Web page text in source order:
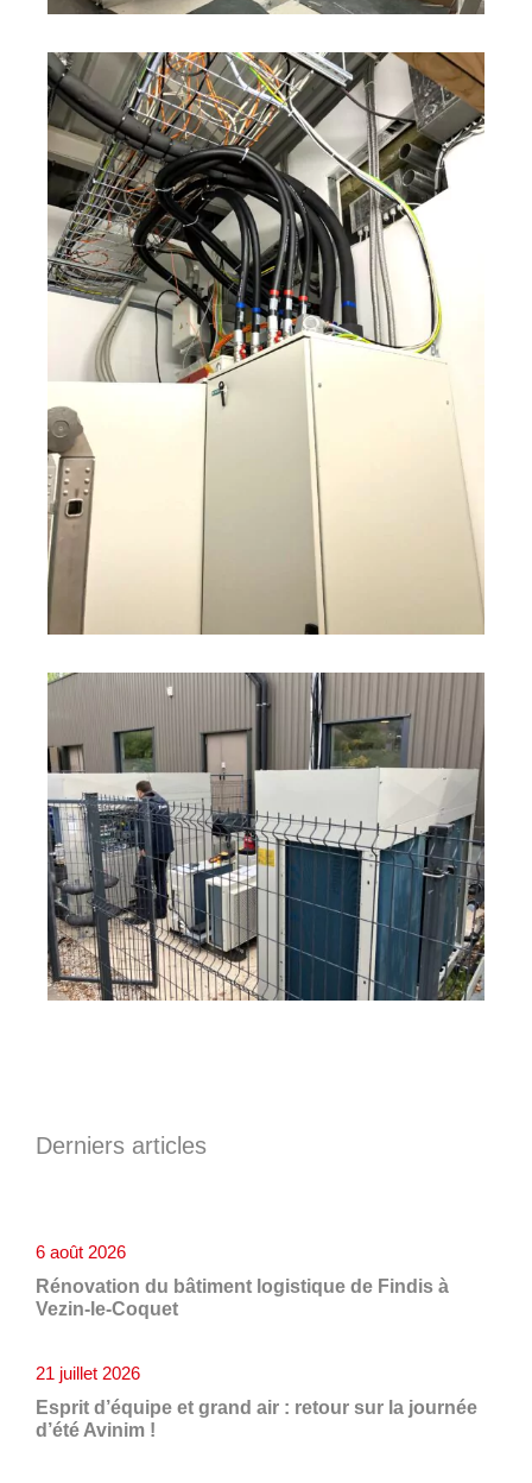
Derniers articles
Rénovation du bâtiment logistique de Findis à
Vezin-le-Coquet
6 août 2026
Esprit d’équipe et grand air : retour sur la journée
d’été Avinim !
21 juillet 2026